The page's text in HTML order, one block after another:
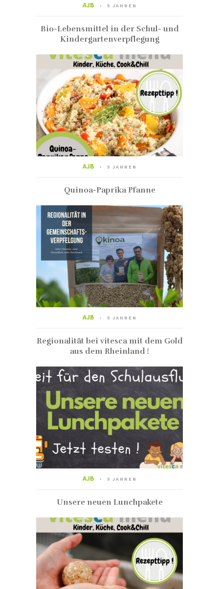
AJB 5 JAHREN
Bio-Lebensmittel in der Schul- und
Kindergartenverpflegung
AJB 5 JAHREN
Quinoa-Paprika Pfanne
AJB 5 JAHREN
Regionalität bei vitesca mit dem Gold
aus dem Rheinland !
AJB 5 JAHREN
Unsere neuen Lunchpakete